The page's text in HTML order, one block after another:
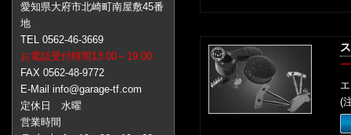
愛知県大府市北崎町南屋敷45番
地
TEL 0562-46-3669
お電話受付時間13:00～19:00
FAX 0562-48-9772
E-Mail info@garage-tf.com
定休日 水曜
営業時間
(